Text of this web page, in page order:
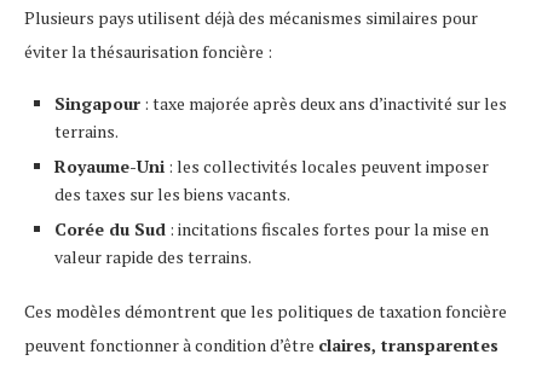
Plusieurs pays utilisent déjà des mécanismes similaires pour
éviter la thésaurisation foncière :
Singapour : taxe majorée après deux ans d’inactivité sur les
terrains.
Royaume-Uni : les collectivités locales peuvent imposer
des taxes sur les biens vacants.
Corée du Sud : incitations fiscales fortes pour la mise en
valeur rapide des terrains.
Ces modèles démontrent que les politiques de taxation foncière
peuvent fonctionner à condition d’être claires, transparentes